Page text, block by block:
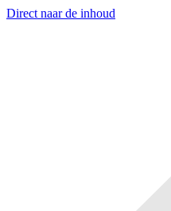
Direct naar de inhoud